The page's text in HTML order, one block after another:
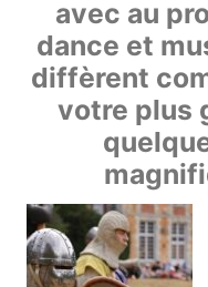
avec au
dance et
diffèrent
votre plus